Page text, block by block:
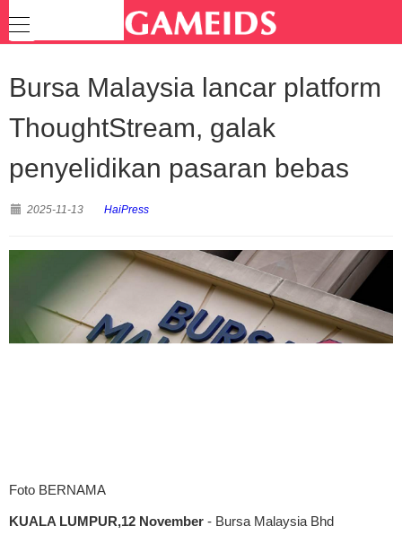
Bursa Malaysia lancar platform
ThoughtStream, galak
penyelidikan pasaran bebas
2025-11-13 HaiPress
Foto BERNAMA
KUALA LUMPUR,12 November - Bursa Malaysia Bhd